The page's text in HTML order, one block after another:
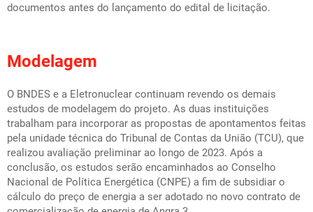
documentos antes do lançamento do edital de licitação.
Modelagem
O BNDES e a Eletronuclear continuam revendo os demais
estudos de modelagem do projeto. As duas instituições
trabalham para incorporar as propostas de apontamentos feitas
pela unidade técnica do Tribunal de Contas da União (TCU), que
realizou avaliação preliminar ao longo de 2023. Após a
conclusão, os estudos serão encaminhados ao Conselho
Nacional de Política Energética (CNPE) a fim de subsidiar o
cálculo do preço de energia a ser adotado no novo contrato de